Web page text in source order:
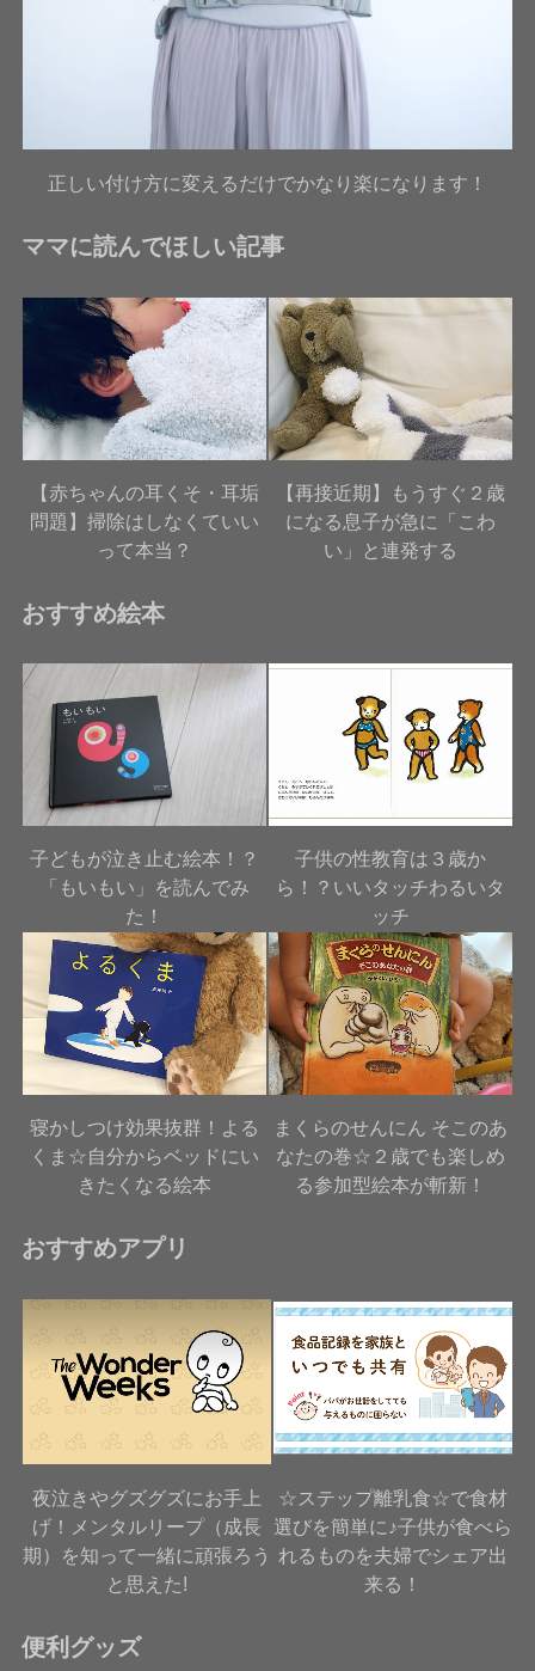
正しい付け方に変えるだけでかなり楽になります！
ママに読んでほしい記事
【赤ちゃんの耳くそ・耳垢
問題】掃除はしなくていい
って本当？
【再接近期】もうすぐ２歳
になる息子が急に「こわ
い」と連発する
おすすめ絵本
子どもが泣き止む絵本！？
「もいもい」を読んでみ
た！
子供の性教育は３歳か
ら！？いいタッチわるいタ
ッチ
寝かしつけ効果抜群！よる
くま☆自分からベッドにい
きたくなる絵本
まくらのせんにん そこのあ
なたの巻☆２歳でも楽しめ
る参加型絵本が斬新！
おすすめアプリ
夜泣きやグズグズにお手上
げ！メンタルリープ（成長
期）を知って一緒に頑張ろう
と思えた!
☆ステップ離乳食☆で食材
選びを簡単に♪子供が食べら
れるものを夫婦でシェア出
来る！
便利グッズ